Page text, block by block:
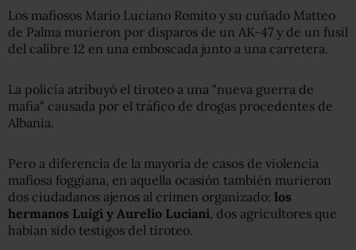
Los mafiosos Mario Luciano Romito y su cuñado Matteo
de Palma murieron por disparos de un AK-47 y de un fusil
del calibre 12 en una emboscada junto a una carretera.
La policía atribuyó el tiroteo a una "nueva guerra de
mafia" causada por el tráfico de drogas procedentes de
Albania.
Pero a diferencia de la mayoría de casos de violencia
mafiosa foggiana, en aquella ocasión también murieron
dos ciudadanos ajenos al crimen organizado: los
hermanos Luigi y Aurelio Luciani, dos agricultores que
habían sido testigos del tiroteo.